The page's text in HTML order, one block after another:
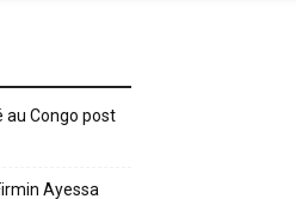
au Congo post
Ayessa